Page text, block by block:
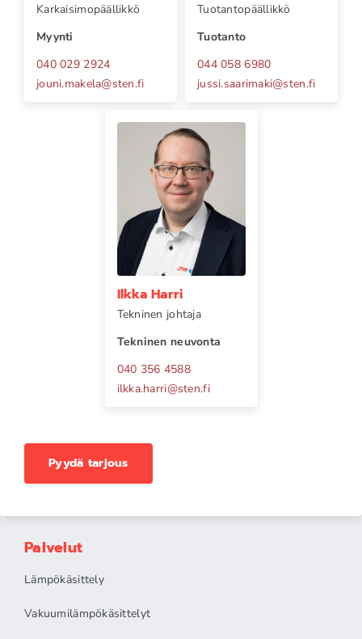
Karkaisimopäällikkö
Myynti
040 029 2924
jouni.makela@sten.fi
Tuotantopäällikkö
Tuotanto
044 058 6980
jussi.saarimaki@sten.fi
Ilkka Harri
Tekninen johtaja
Tekninen neuvonta
040 356 4588
ilkka.harri@sten.fi
Pyydä tarjous
Palvelut
Lämpökäsittely
Vakuumilämpökäsittelyt